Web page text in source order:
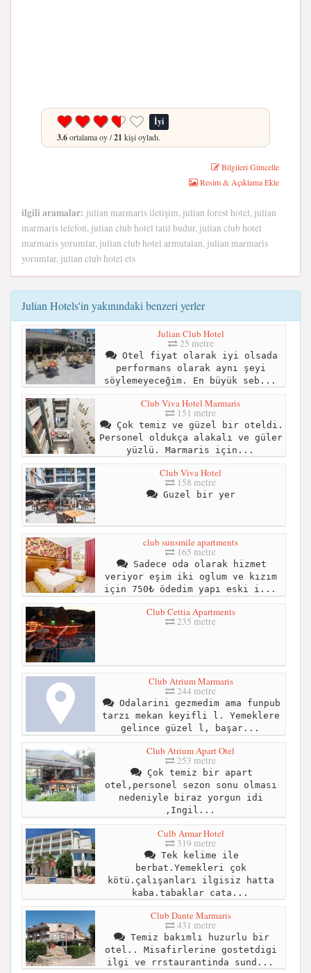
İyi
3.6ortalama oy /21 kişi oyladı.
Bilgileri Güncelle
Resim & Açıklama Ekle
ilgili aramalar: julian marmaris iletişim, julian forest hotel, julian
marmaris telefon, julian club hotel tatil budur, julian club hotel
marmaris yorumlar, julian club hotel armutalan, julian marmaris
yorumlar, julian club hotel ets
Julian Hotels'in yakınındaki benzeri yerler
Julian Club Hotel
25 metre
Otel fiyat olarak iyi olsada
performans olarak aynı şeyi
söylemeyeceğim. En büyük seb...
Club Viva Hotel Marmaris
151 metre
Çok temiz ve güzel bir oteldi.
Personel oldukça alakalı ve güler
yüzlü. Marmaris için...
Club Viva Hotel
158 metre
Guzel bir yer
club sunsmile apartments
165 metre
Sadece oda olarak hizmet
veriyor eşim iki oglum ve kızım
için 750₺ ödedim yapı eski i...
Club Cettia Apartments
235 metre
Club Atrium Marmaris
244 metre
Odalarini gezmedim ama funpub
tarzı mekan keyifli l. Yemeklere
gelince güzel l, başar...
Club Atrium Apart Otel
253 metre
Çok temiz bir apart
otel,personel sezon sonu olması
nedeniyle biraz yorgun idi
,Ingil...
Culb Armar Hotel
319 metre
Tek kelime ile
berbat.Yemekleri çok
kötü.çalışanları ilgisiz hatta
kaba.tabaklar cata...
Club Dante Marmaris
431 metre
Temiz bakımlı huzurlu bir
otel.. Misafirlerine gostetdigi
ilgi ve rrstaurantinda sund...